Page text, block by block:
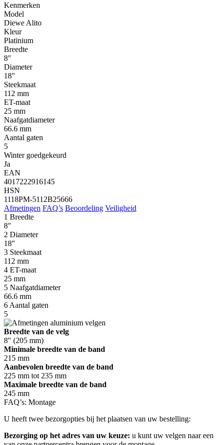
Kenmerken
Model
Diewe Alito
Kleur
Platinium
Breedte
8"
Diameter
18"
Steekmaat
112 mm
ET-maat
25 mm
Naafgatdiameter
66.6 mm
Aantal gaten
5
Winter goedgekeurd
Ja
EAN
4017222916145
HSN
1118PM-5112B25666
Afmetingen FAQ’s Beoordeling Veiligheid
1 Breedte
8"
2 Diameter
18"
3 Steekmaat
112 mm
4 ET-maat
25 mm
5 Naafgatdiameter
66.6 mm
6 Aantal gaten
5
Breedte van de velg
8" (205 mm)
Minimale breedte van de band
215 mm
Aanbevolen breedte van de band
225 mm tot 235 mm
Maximale breedte van de band
245 mm
FAQ’s: Montage
U heeft twee bezorgopties bij het plaatsen van uw bestelling:
Bezorging op het adres van uw keuze: u kunt uw velgen naar een